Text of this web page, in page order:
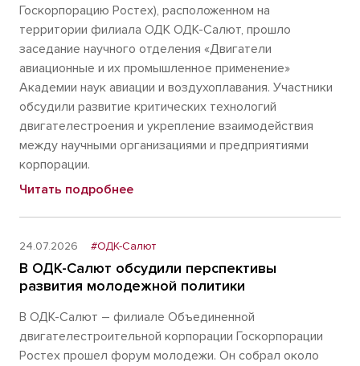
Госкорпорацию Ростех), расположенном на
территории филиала ОДК ОДК-Салют, прошло
заседание научного отделения «Двигатели
авиационные и их промышленное применение»
Академии наук авиации и воздухоплавания. Участники
обсудили развитие критических технологий
двигателестроения и укрепление взаимодействия
между научными организациями и предприятиями
корпорации.
Читать подробнее
24.07.2026 #ОДК-Салют
В ОДК-Салют обсудили перспективы
развития молодежной политики
В ОДК-Салют – филиале Объединенной
двигателестроительной корпорации Госкорпорации
Ростех прошел форум молодежи. Он собрал около